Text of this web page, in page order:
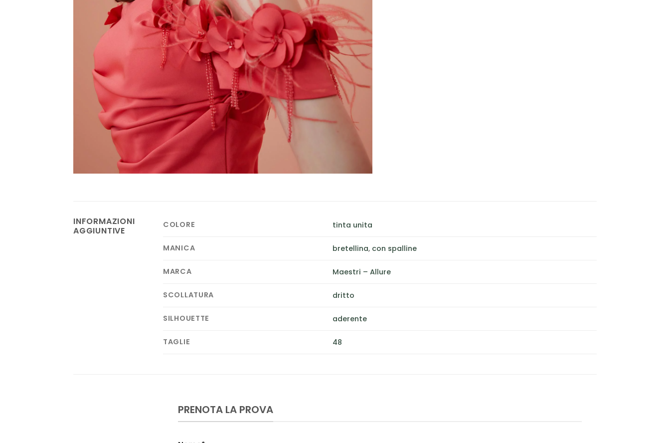
INFORMAZIONI
AGGIUNTIVE
COLORE tinta unita
MANICA bretellina, con spalline
MARCA Maestri – Allure
SCOLLATURA dritto
SILHOUETTE aderente
TAGLIE 48
PRENOTA LA PROVA